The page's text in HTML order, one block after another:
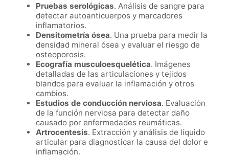
Pruebas serológicas. Análisis de sangre para
detectar autoanticuerpos y marcadores
inflamatorios.
Densitometría ósea. Una prueba para medir la
densidad mineral ósea y evaluar el riesgo de
osteoporosis.
Ecografía musculoesquelética. Imágenes
detalladas de las articulaciones y tejidos
blandos para evaluar la inflamación y otros
cambios.
Estudios de conducción nerviosa. Evaluación
de la función nerviosa para detectar daño
causado por enfermedades reumáticas.
Artrocentesis. Extracción y análisis de líquido
articular para diagnosticar la causa del dolor e
inflamación.